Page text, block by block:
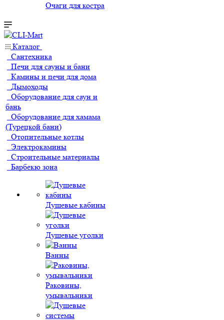
Очаги для костра
Каталог
Сантехника
Печи для сауны и бани
Камины и печи для дома
Дымоходы
Оборудование для саун и
бань
Оборудование для хамама
(Турецкой бани)
Отопительные котлы
Электрокамины
Строительные материалы
Барбекю зона
Душевые кабины
Душевые уголки
Ванны
Раковины,
умывальники